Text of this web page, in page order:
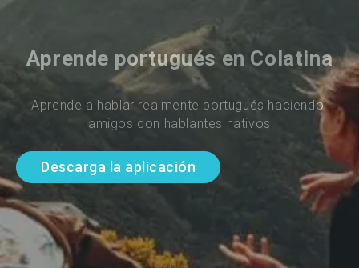
Aprende portugués en Colatina
Aprende a hablar realmente portugués haciendo
amigos con hablantes nativos
Descarga la aplicación